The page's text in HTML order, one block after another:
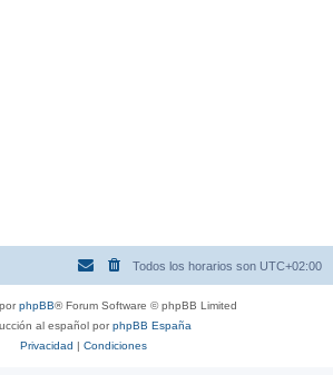
Todos los horarios son UTC+02:00
phpBB® Forum Software © phpBB Limited
al español porphpBB España
Privacidad | Condiciones